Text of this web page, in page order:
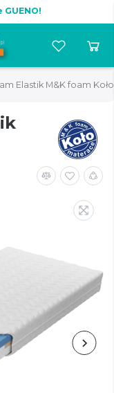
Elastik M&K foam Koło